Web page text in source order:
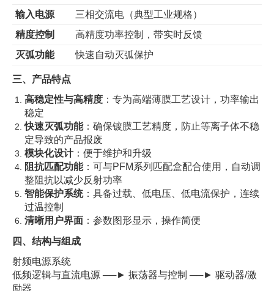
输入电源
三相交流电（典型工业规格）
精度控制
高精度功率控制，带实时反馈
灭弧功能
快速自动灭弧保护
三、产品特点
高稳定性与高精度 ：专为高端薄膜工艺设计，功率输出
稳定
快速灭弧功能：确保镀膜工艺精度，防止等离子体不稳
定导致的产品报废
模块化设计：便于维护和升级
阻抗匹配功能：可与PFM系列匹配盒配合使用，自动调
整阻抗以减少反射功率
智能保护系统：具备过载、低电压、低电流保护，连续
过温控制
清晰用户界面 ：参数图形显示，操作简便
四、结构与组成
射频电源系统
低频逻辑与直流电源 ──► 振荡器与控制 ──► 驱动器/激
励器